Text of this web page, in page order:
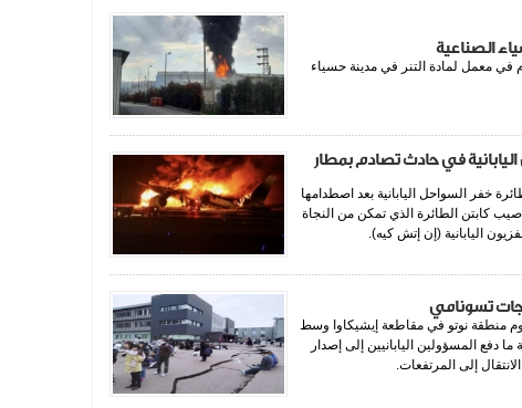
الصناعية
في معمل لمادة التنر في مدينة حسياء
اليابانية في حادث تصادم بمطار
متن طائرة خفر السواحل اليابانية بعد اصطدامها
كابتن الطائرة الذي تمكن من النجاة
اليابانية (إن إتش كيه).
تسونامي
زلزال قوي بلغت قوته 7,4 درجة اليوم منطقة نوتو في مقاطعة إيشيكاوا وسط
دفع المسؤولين اليابانيين إلى إصدار
إلى المرتفعات.